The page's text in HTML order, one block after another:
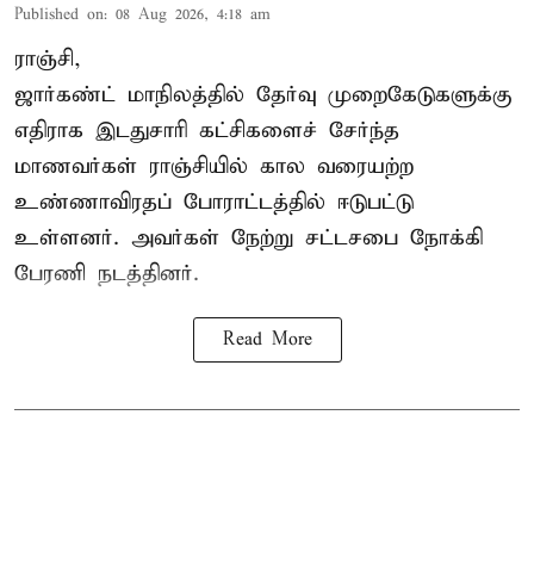
Published on: 08 Aug 2026, 4:18 am
ராஞ்சி,
ஜார்கண்ட் மாநிலத்தில் தேர்வு முறைகேடுகளுக்கு
எதிராக இடதுசாரி கட்சிகளைச் சேர்ந்த
மாணவர்கள் ராஞ்சியில் கால வரையற்ற
உண்ணாவிரதப் போராட்டத்தில் ஈடுபட்டு
உள்ளனர். அவர்கள் நேற்று சட்டசபை நோக்கி
பேரணி நடத்தினர்.
Read More